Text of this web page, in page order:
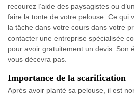
recourez l’aide des paysagistes ou
faire la tonte de votre pelouse. Ce qui
la tâche dans votre cours dans votre
contacter une entreprise spécialisée
pour avoir gratuitement un devis. Son
vous décevra pas.
Importance de la scarification
Après avoir planté sa pelouse, il est